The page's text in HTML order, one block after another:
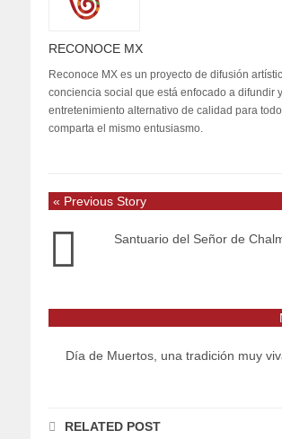
RECONOCE MX
Reconoce MX es un proyecto de difusión
conciencia social que está enfocado a difundir
entretenimiento alternativo de calidad para
comparta el mismo entusiasmo.
« Previous Story
Santuario del Señor de
Día de Muertos, una tradición muy
RELATED POST